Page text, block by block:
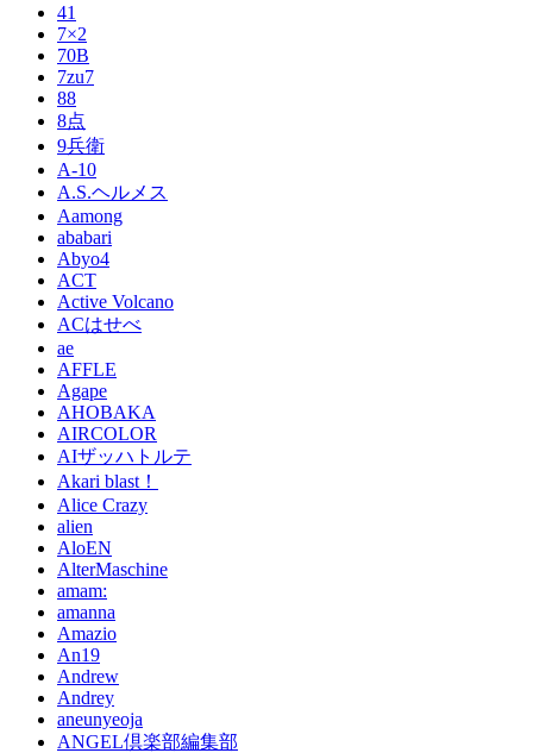
41
7×2
70B
7zu7
88
8点
9兵衛
A-10
A.S.ヘルメス
Aamong
ababari
Abyo4
ACT
Active Volcano
ACはせべ
ae
AFFLE
Agape
AHOBAKA
AIRCOLOR
AIザッハトルテ
Akari blast！
Alice Crazy
alien
AloEN
AlterMaschine
amam:
amanna
Amazio
An19
Andrew
Andrey
aneunyeoja
ANGEL倶楽部編集部